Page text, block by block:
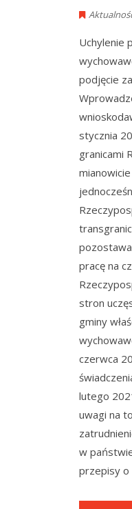
Uchylenie
podjęcie
stycznia
granicami
pracę na
stron
gminy
czerwca
lutego
uwagi na
w
przepisy o